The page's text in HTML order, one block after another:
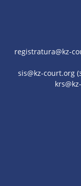
registratura@kz-
sis@kz-court.org